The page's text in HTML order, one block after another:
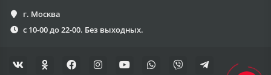
г. Москва
с 10-00 до 22-00. Без выходных.